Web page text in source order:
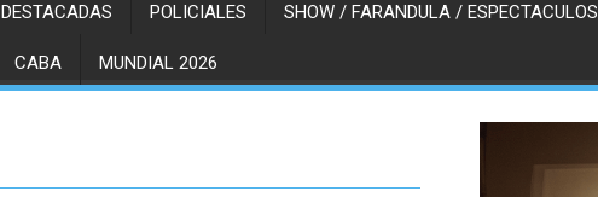
DESTACADAS POLICIALES SHOW / FARANDULA / ESPECTACULOS
CABA MUNDIAL 2026